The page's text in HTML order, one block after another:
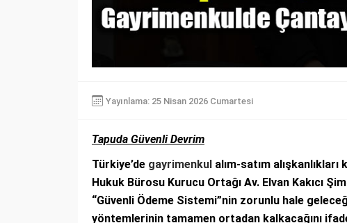
Yayınlama: 25 Nisan 2026 Cumartesi
Tapuda Güvenli Devrim
Türkiye’de gayrimenkul alım-satım
Hukuk Bürosu Kurucu Ortağı Av. Elvan Kakıcı
“Güvenli Ödeme Sistemi”nin zorunlu hale
yöntemlerinin tamamen ortadan kalkacağını